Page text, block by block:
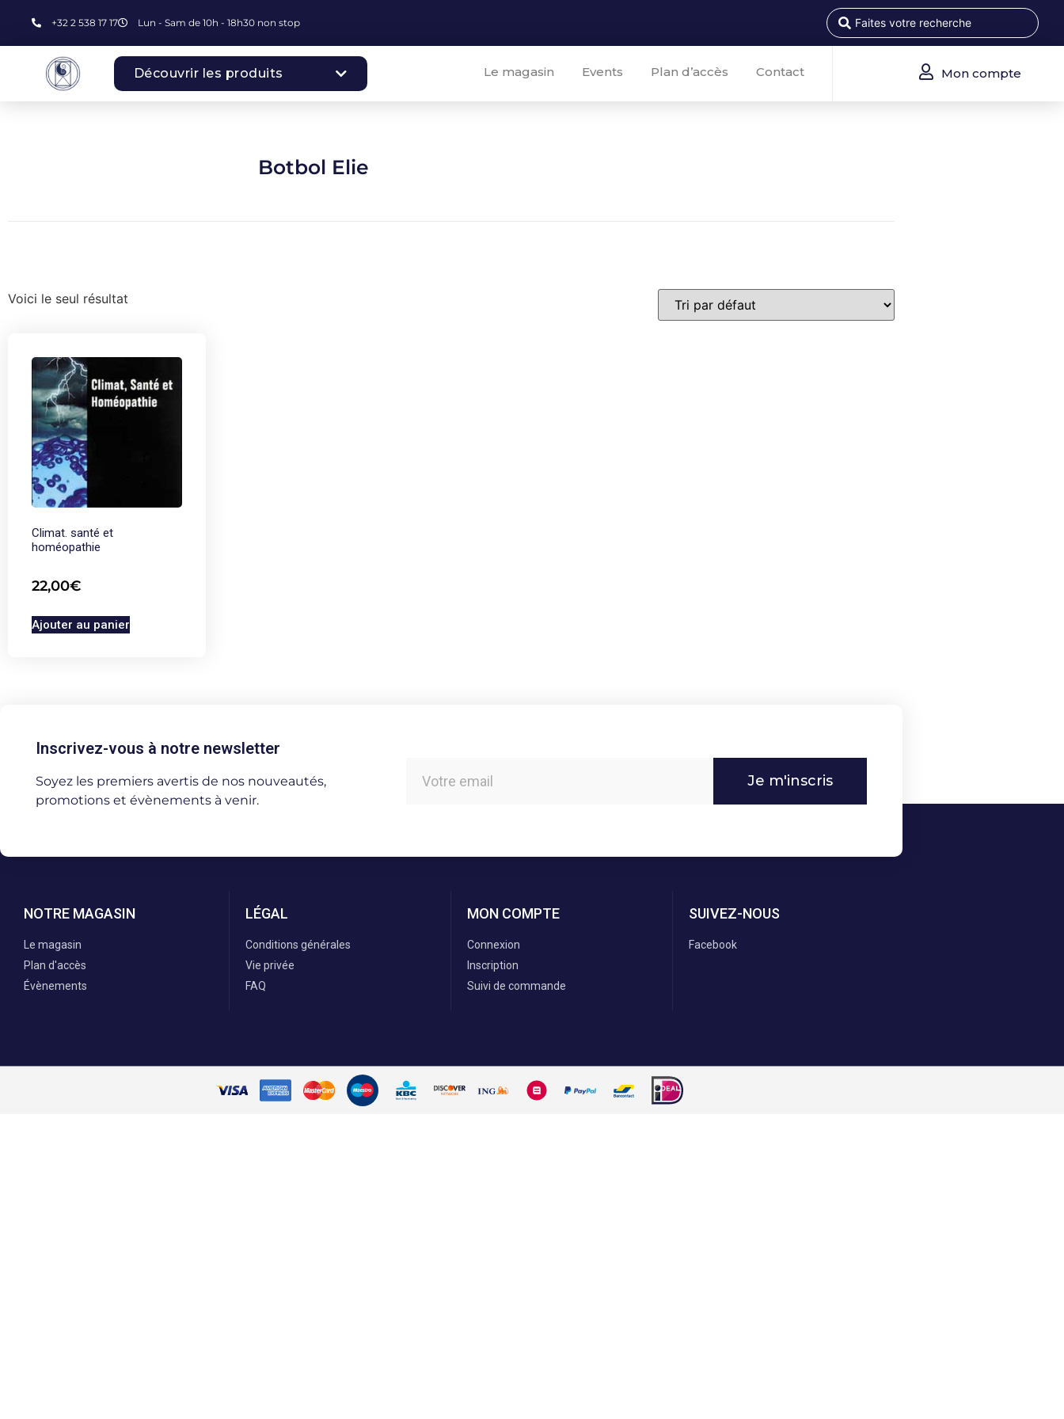
+32 2 538 17 17 Lun - Sam de 10h - 18h30 non stop
Découvrir les produits Le magasin Events Plan d’accès Contact Mon compte
Botbol Elie
Voici le seul résultat
Climat. santé et
homéopathie
22,00€
Ajouter au panier
Inscrivez-vous à notre newsletter
Soyez les premiers avertis de nos nouveautés,
promotions et évènements à venir.
Je m'inscris
NOTRE MAGASIN
Le magasin
Plan d'accès
Évènements
LÉGAL
Conditions générales
Vie privée
FAQ
MON COMPTE
Connexion
Inscription
Suivi de commande
SUIVEZ-NOUS
Facebook